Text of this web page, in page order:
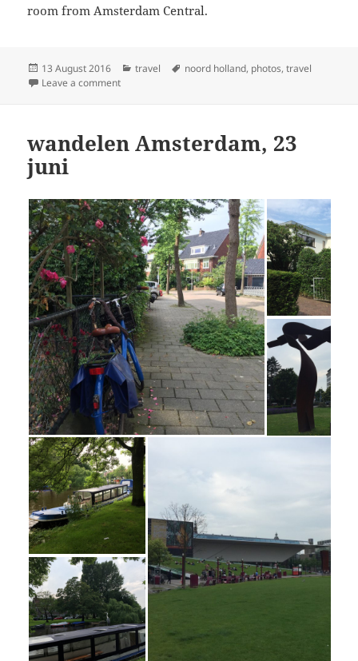
room from Amsterdam Central.
Posted
on
13 August 2016 Categories
travel Tags
noord holland, photos,travel
Leave a commenton Zaterdagavond, 25 juni
wandelen Amsterdam, 23
juni